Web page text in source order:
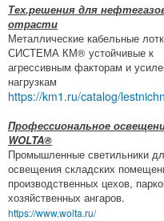
Тех.решения для
отрасти
Металлические кабельные
СИСТЕМА КМ® устойчивые к
агрессивным факторам и
нагрузкам
https://km1.ru/catalog/
Профессиональное
WOLTA®
Промышленные светильники
освещения складских
производственных цехов,
хозяйственных ангаров.
https://www.wolta.ru/